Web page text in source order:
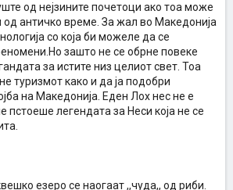
од нејзините почетоци ако тоа може
од античко време. За жал во Македонија
со која би можеле да се
зашто не се обрне повеке
за истите низ целиот свет. Тоа
туризмот како и да ја подобри
на Македонија. Еден Лох нес не е
пстоеше легендата за Неси која не се
езеро се наогаат ,,чуда,, од риби.